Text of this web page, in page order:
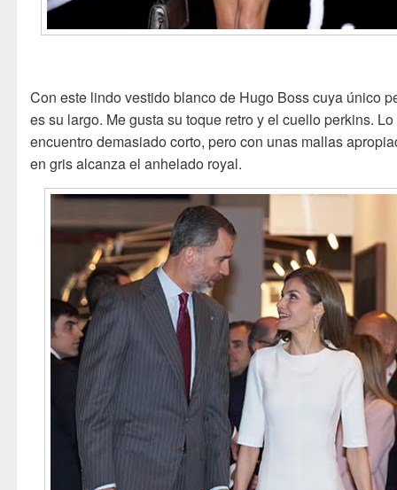
Con este lindo vestido blanco de Hugo Boss cuya único
es su largo. Me gusta su toque retro y el cuello perkins. Lo
encuentro demasiado corto, pero con unas mallas
en gris alcanza el anhelado royal.